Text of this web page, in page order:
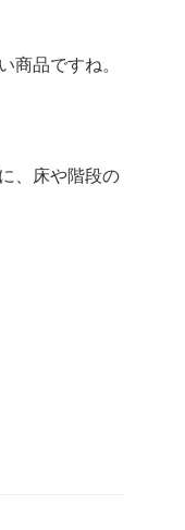
商品ですね。
、床や階段の